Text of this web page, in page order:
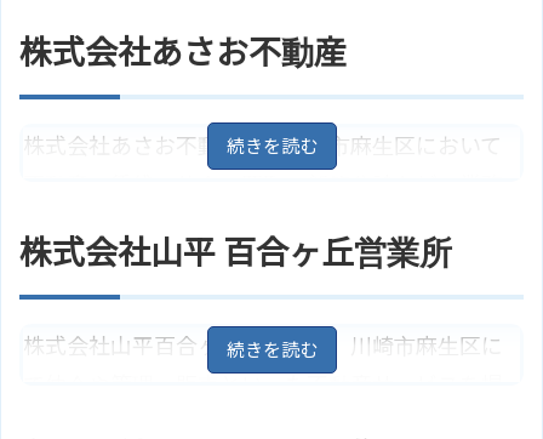
株式会社あさお不動産
株式会社あさお不動産は、川崎市麻生区において
を始めとする不動産に関する様々な相談に対応し
ています。
神奈川県川崎市麻生区王禅寺東3丁
株式会社山平 百合ヶ丘営業所
株式会社山平百合ヶ丘営業所は、川崎市麻生区に